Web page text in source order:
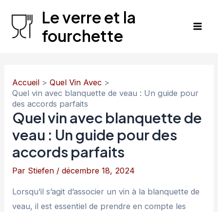
contenu
Le verre et la
fourchette
Accueil
Quel Vin Avec
Quel vin avec blanquette de veau : Un guide pour
des accords parfaits
Quel vin avec blanquette de
veau : Un guide pour des
accords parfaits
Par Stiefen /décembre 18, 2024
Lorsqu’il s’agit d’associer un vin à la blanquette de
veau, il est essentiel de prendre en compte les